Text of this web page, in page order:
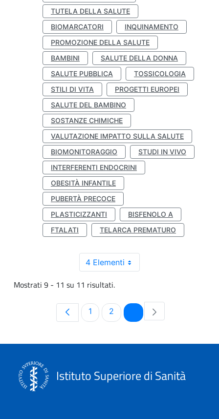
TUTELA DELLA SALUTE
BIOMARCATORI
INQUINAMENTO
PROMOZIONE DELLA SALUTE
BAMBINI
SALUTE DELLA DONNA
SALUTE PUBBLICA
TOSSICOLOGIA
STILI DI VITA
PROGETTI EUROPEI
SALUTE DEL BAMBINO
SOSTANZE CHIMICHE
VALUTAZIONE IMPATTO SULLA SALUTE
BIOMONITORAGGIO
STUDI IN VIVO
INTERFERENTI ENDOCRINI
OBESITÀ INFANTILE
PUBERTÀ PRECOCE
PLASTICIZZANTI
BISFENOLO A
FTALATI
TELARCA PREMATURO
4 Elementi
Mostrati 9 - 11 su 11 risultati.
Pagina
1 Pagina
2 Pagina
Istituto Superiore di Sanità